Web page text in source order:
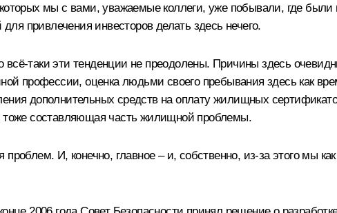
мы с вами, уважаемые коллеги, уже побывали, где
привлечения инвесторов делать здесь нечего.
всё‑таки эти тенденции не преодолены. Причины здесь
профессии, оценка людьми своего пребывания здесь как
дополнительных средств на оплату жилищных
тоже составляющая часть жилищной проблемы.
И, конечно, главное – и, собственно, из‑за этого мы